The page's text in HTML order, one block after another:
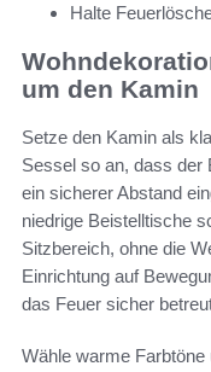
Halte
um den Kamin
Setze den Kamin als
Sessel so an, dass der
ein sicherer Abstand
niedrige Beistelltische
Sitzbereich, ohne die
Einrichtung auf
das Feuer sicher
Wähle warme